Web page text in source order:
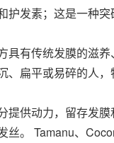
护发素；这是一种
具有传统发膜的滋
、扁平或易碎的人
提供动力，留存发
丝。 Tamanu、